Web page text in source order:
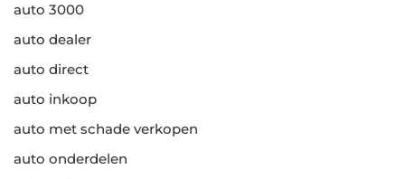
auto 3000
auto dealer
auto direct
auto inkoop
auto met schade verkopen
auto onderdelen